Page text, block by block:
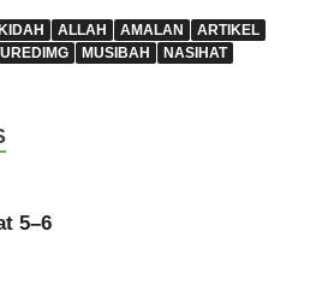
ALLAH AMALAN
ARTIKEL
MUSIBAH NASIHAT
5–6